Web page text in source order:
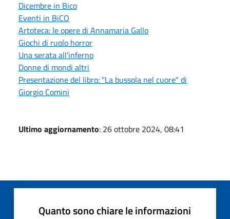
Dicembre in Bico
Eventi in BiCO
Artoteca: le opere di Annamaria Gallo
Giochi di ruolo horror
Una serata all'inferno
Donne di mondi altri
Presentazione del libro: "La bussola nel cuore" di
Giorgio Comini
Ultimo aggiornamento: 26 ottobre 2024, 08:41
Quanto sono chiare le informazioni